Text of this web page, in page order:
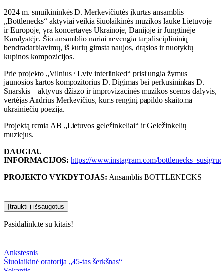
2024 m. smuikininkės D. Merkevičiūtės įkurtas ansamblis
„Bottlenecks“ aktyviai veikia šiuolaikinės muzikos lauke Lietuvoje
ir Europoje, yra koncertavęs Ukrainoje, Danijoje ir Jungtinėje
Karalystėje. Šio ansamblio nariai nevengia tarpdisciplininių
bendradarbiavimų, iš kurių gimsta naujos, drąsios ir nuotykių
kupinos kompozicijos.
Prie projekto „Vilnius / Lviv interlinked“ prisijungia žymus
jaunosios kartos kompozitorius D. Digimas bei perkusininkas D.
Snarskis – aktyvus džiazo ir improvizacinės muzikos scenos dalyvis,
vertėjas Andrius Merkevičius, kuris renginį papildo skaitoma
ukrainiečių poezija.
Projektą remia AB „Lietuvos geležinkeliai“ ir Geležinkelių
muziejus.
DAUGIAU
INFORMACIJOS: https://www.instagram.com/
PROJEKTO VYKDYTOJAS: Ansamblis BOTTLENECKS
Įtraukti į išsaugotus
Pasidalinkite su kitais!
Ankstesnis
Šiuolaikinė oratorija „45-tas šerkšnas“